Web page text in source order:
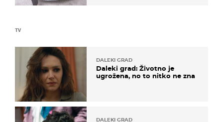
TV
DALEKI GRAD
Daleki grad: Životno je
ugrožena, no to nitko ne zna
DALEKI GRAD